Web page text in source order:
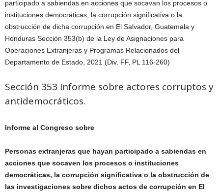
participado a sabiendas en acciones que socavan los procesos o
instituciones democráticas, la corrupción significativa o la
obstrucción de dicha corrupción en El Salvador, Guatemala y
Honduras Sección 353(b) de la Ley de Asignaciones para
Operaciones Extranjeras y Programas Relacionados del
Departamento de Estado, 2021 (Div. FF, PL 116-260)
Sección 353 Informe sobre actores corruptos y
antidemocráticos.
Informe al Congreso sobre
Personas extranjeras que hayan participado a sabiendas en
acciones que socaven los procesos o instituciones
democráticas, la corrupción significativa o la obstrucción de
las investigaciones sobre dichos actos de corrupción en El